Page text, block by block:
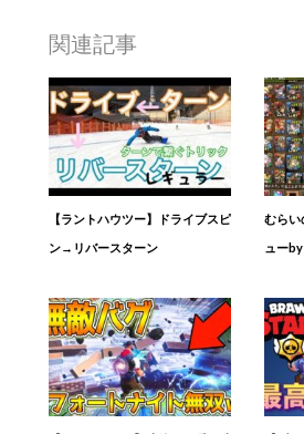
関連記事
【ラントハウツー】ドライブスピ
ン→リバースターン
むらい
ュー